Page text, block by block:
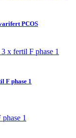
PCOS
F phase 1